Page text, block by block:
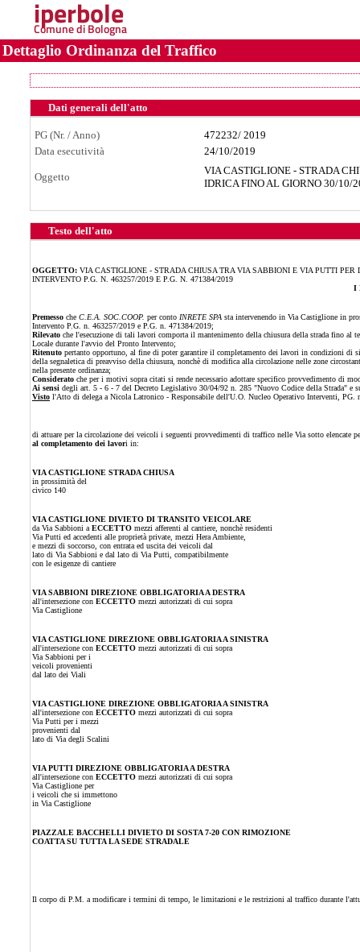
iperbole
Comune di Bologna
Dettaglio Ordinanza del Traffico
Dati generali dell'atto
PG (Nr. / Anno) 472232/ 2019
Data esecutività
24/10/2019
Oggetto
VIA CASTIGLIONE - STRADA
IDRICA FINO AL GIORNO 30/10/
Testo dell'atto
OGGETTO: VIA CASTIGLIONE - STRADA CHIUSA TRA VIA SABBIONI E VIA PUTTI PER
INTERVENTO P.G. N. 463257/2019 E P.G. N. 471384/2019
I
Premesso che C.E.A. SOC.COOP. per conto INRETE SPA sta intervenendo in Via Castiglione in
Intervento P.G. n. 463257/2019 e P.G. n. 471384/2019;
Rilevato che l'esecuzione di tali lavori comporta il mantenimento della chiusura della strada fino al
Locale durante l'avvio del Pronto Intervento;
Ritenuto pertanto opportuno, al fine di poter garantire il completamento dei lavori in condizioni di
della segnaletica di preavviso della chiusura, nonchè di modifica alla circolazione nelle zone
nella presente ordinanza;
Considerato che per i motivi sopra citati si rende necessario adottare specifico provvedimento di
Ai sensi degli art. 5 - 6 - 7 del Decreto Legislativo 30/04/92 n. 285 "Nuovo Codice della Strada" e
Visto l'Atto di delega a Nicola Latronico - Responsabile dell'U.O. Nucleo Operativo Interventi, PG.
di attuare per la circolazione dei veicoli i seguenti provvedimenti di traffico nelle Via sotto elencate
al completamento dei lavori in:
VIA CASTIGLIONE STRADA CHIUSA
in prossimità del
civico 140
VIA CASTIGLIONE DIVIETO DI TRANSITO VEICOLARE
da Via Sabbioni a ECCETTO mezzi afferenti al cantiere, nonchè residenti
Via Putti ed accedenti alle proprietà private, mezzi Hera Ambiente,
e mezzi di soccorso, con entrata ed uscita dei veicoli dal
lato di Via Sabbioni e dal lato di Via Putti, compatibilmente
con le esigenze di cantiere
VIA SABBIONI DIREZIONE OBBLIGATORIA A DESTRA
all'intersezione con ECCETTO mezzi autorizzati di cui sopra
Via Castiglione
VIA CASTIGLIONE DIREZIONE OBBLIGATORIA A SINISTRA
all'intersezione con ECCETTO mezzi autorizzati di cui sopra
Via Sabbioni per i
veicoli provenienti
dal lato dei Viali
VIA CASTIGLIONE DIREZIONE OBBLIGATORIA A SINISTRA
all'intersezione con ECCETTO mezzi autorizzati di cui sopra
Via Putti per i mezzi
provenienti dal
lato di Via degli Scalini
VIA PUTTI DIREZIONE OBBLIGATORIA A DESTRA
all'intersezione con ECCETTO mezzi autorizzati di cui sopra
Via Castiglione per
i veicoli che si immettono
in Via Castiglione
PIAZZALE BACCHELLI DIVIETO DI SOSTA 7-20 CON RIMOZIONE
COATTA SU TUTTA LA SEDE STRADALE
Il corpo di P.M. a modificare i termini di tempo, le limitazioni e le restrizioni al traffico durante